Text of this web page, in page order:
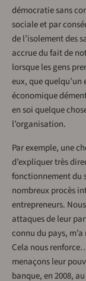
démocratie sans
sociale et par
de l’isolement des
accrue du fait de
lorsque les gens
eux, que quelqu’un
économique
en soi quelque
l’organisation.
Par exemple, une
d’expliquer très
fonctionnement du
nombreux procès
entrepreneurs.
attaques de leur
connu du pays,
Cela nous
menaçons leur
banque, en 2008,